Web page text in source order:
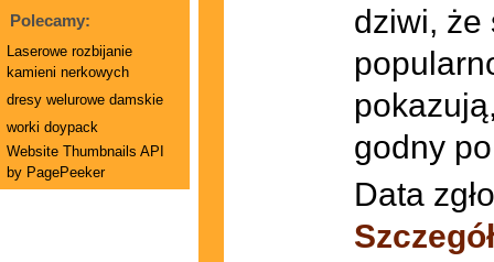
Polecamy:
Laserowe rozbijanie
kamieni nerkowych
dresy welurowe damskie
worki doypack
Website Thumbnails API
by PagePeeker
dziwi, że
godny
Data